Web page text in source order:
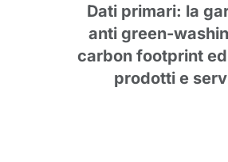
Dati primari: la
anti green-
carbon footprint ed
prodotti e